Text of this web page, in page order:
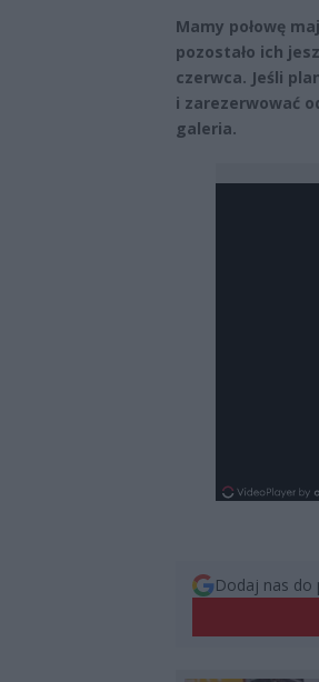
Mamy połowę
pozostało ich
czerwca. Jeśli
i zarezerwować
galeria.
Dodaj nas do